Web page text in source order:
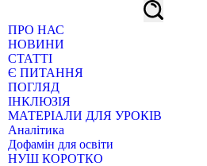
ПРО НАС
НОВИНИ
СТАТТІ
Є ПИТАННЯ
ПОГЛЯД
ІНКЛЮЗІЯ
МАТЕРІАЛИ ДЛЯ УРОКІВ
Аналітика
Дофамін для освіти
НУШ КОРОТКО